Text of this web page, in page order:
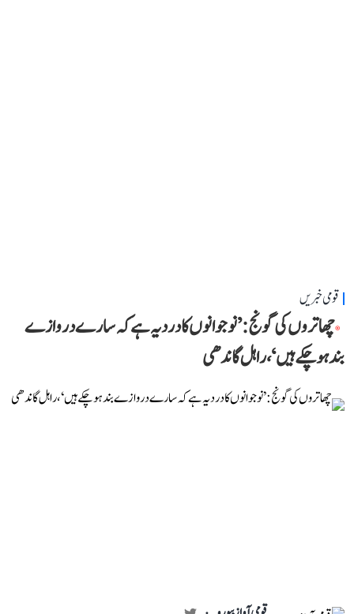
قومی خبریں
چھاتروں کی گونج: ’نوجوانوں کا درد یہ ہے کہ سارے دروازے
بند ہو چکے ہیں‘، راہل گاندھی